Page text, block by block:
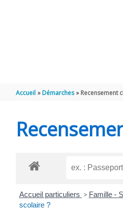
Accueil Démarches Recensement
Accueil particuliers > Famille -
scolaire ?